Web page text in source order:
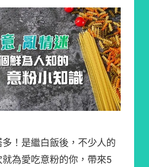
！是繼白飯後，不少人的
為愛吃意粉的你，帶來5